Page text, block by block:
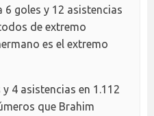
6 goles y 12 asistencias
de extremo
es el extremo
4 asistencias en 1.112
que Brahim